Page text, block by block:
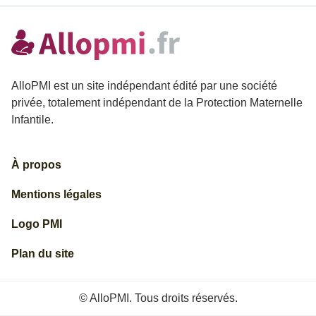
AlloPMI est un site indépendant édité par une société
privée, totalement indépendant de la Protection Maternelle
Infantile.
© AlloPMI. Tous droits réservés.
À propos
Mentions légales
Logo PMI
Plan du site